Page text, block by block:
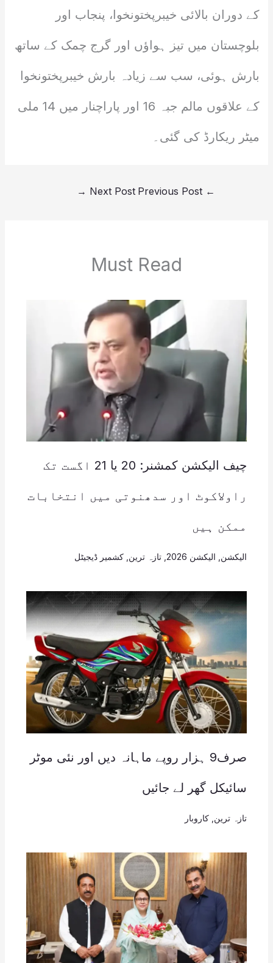
کے دوران بالائی خیبرپختونخوا، پنجاب اور
بلوچستان میں تیز ہواؤں اور گرج چمک کے ساتھ
بارش ہوئی، سب سے زیادہ بارش خیبرپختونخوا
کے علاقوں مالم جبہ 16 اور پاراچنار میں 14 ملی
میٹر ریکارڈ کی گئی۔
←
Next Post
→
Must Read
چیف الیکشن کمشنر: 20 یا 21 اگست تک
راولاکوٹ اور سدھنوتی میں انتخابات
ممکن ہیں
الیکشن الیکشن 2026 , تازہ ترین کشمیر ڈیجیٹل
صرف9 ہزار روپے ماہانہ دیں اور نئی موٹر
سائیکل گھر لے جائیں
تازہ ترین کاروبار